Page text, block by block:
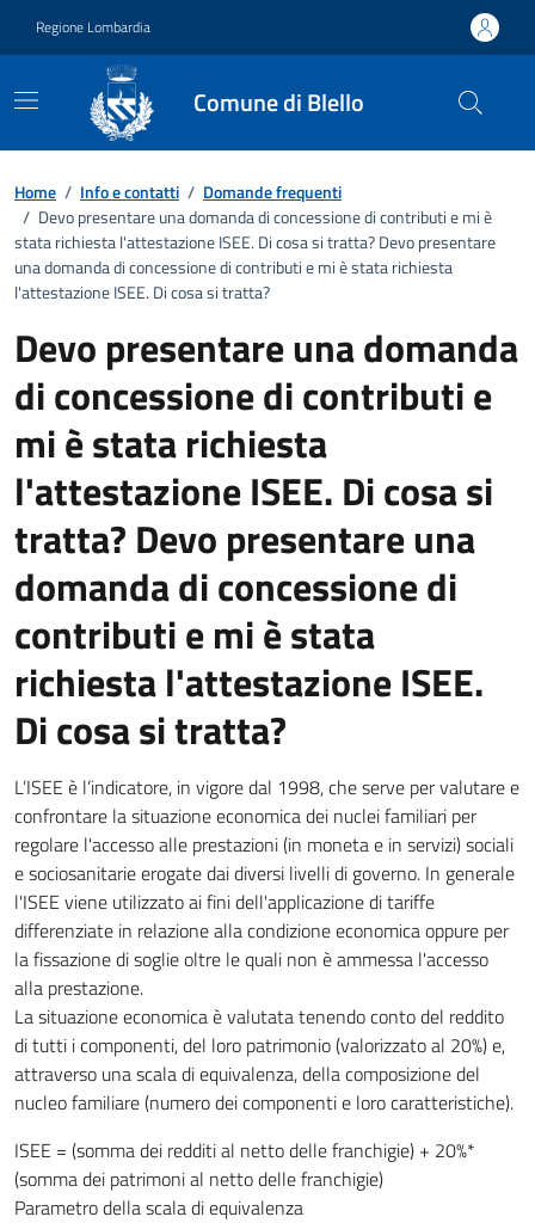
Regione Lombardia
Comune di Blello
Dettagli FAQ
Home / Info e contatti / Domande frequenti
/ Devo presentare una domanda di concessione di contributi e mi è
stata richiesta l'attestazione ISEE. Di cosa si tratta? Devo presentare
una domanda di concessione di contributi e mi è stata richiesta
l'attestazione ISEE. Di cosa si tratta?
Devo presentare una domanda
di concessione di contributi e
mi è stata richiesta
l'attestazione ISEE. Di cosa si
tratta? Devo presentare una
domanda di concessione di
contributi e mi è stata
richiesta l'attestazione ISEE.
Di cosa si tratta?
L’ISEE è l’indicatore, in vigore dal 1998, che serve per valutare e
confrontare la situazione economica dei nuclei familiari per
regolare l'accesso alle prestazioni (in moneta e in servizi) sociali
e sociosanitarie erogate dai diversi livelli di governo. In generale
l'ISEE viene utilizzato ai fini dell'applicazione di tariffe
differenziate in relazione alla condizione economica oppure per
la fissazione di soglie oltre le quali non è ammessa l'accesso
alla prestazione.
La situazione economica è valutata tenendo conto del reddito
di tutti i componenti, del loro patrimonio (valorizzato al 20%) e,
attraverso una scala di equivalenza, della composizione del
nucleo familiare (numero dei componenti e loro caratteristiche).
ISEE = (somma dei redditi al netto delle franchigie) + 20%*
(somma dei patrimoni al netto delle franchigie)
Parametro della scala di equivalenza